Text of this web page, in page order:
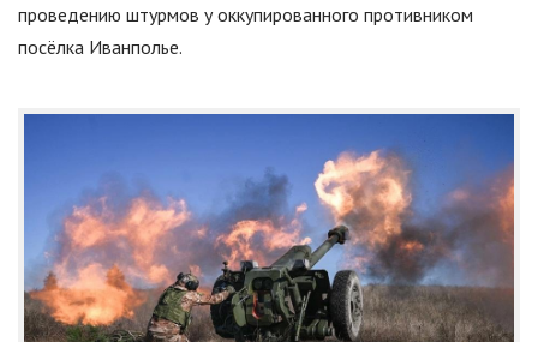
проведению штурмов у оккупированного противником
посёлка Иванполье.